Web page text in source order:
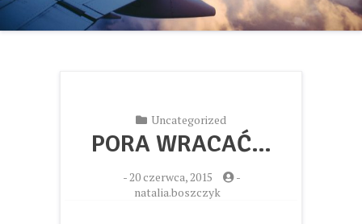
Uncategorized
PORA WRACAĆ…
-20 czerwca, 2015
-
natalia.boszczyk